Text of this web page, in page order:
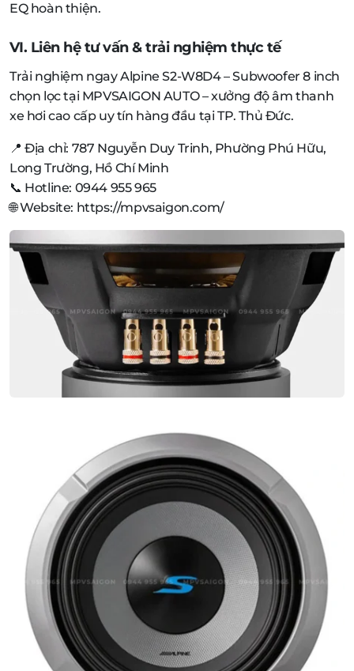
EQ hoàn thiện.
VI. Liên hệ tư vấn & trải nghiệm thực tế
Trải nghiệm ngay Alpine S2-W8D4 – Subwoofer 8 inch
chọn lọc tại MPVSAIGON AUTO – xưởng độ âm thanh
xe hơi cao cấp uy tín hàng đầu tại TP. Thủ Đức.
📍 Địa chỉ: 787 Nguyễn Duy Trinh, Phường Phú Hữu,
Long Trường, Hồ Chí Minh
📞 Hotline: 0944 955 965
🌐 Website: https://mpvsaigon.com/